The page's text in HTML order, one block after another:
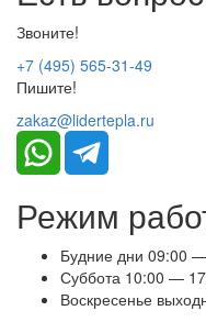
Звоните!
+7 (495) 565-31-49
Пишите!
zakaz@lidertepla.ru
Режим
Будние дни 09:00
Суббота 10:00 —
Воскресенье